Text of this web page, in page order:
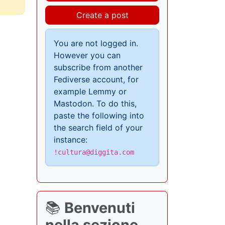
Create a post
You are not logged in.
However you can
subscribe from another
Fediverse account, for
example Lemmy or
Mastodon. To do this,
paste the following into
the search field of your
instance:
!cultura@diggita.com
📚 Benvenuti